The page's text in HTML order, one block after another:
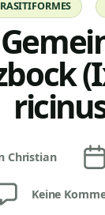
Christian
Keine